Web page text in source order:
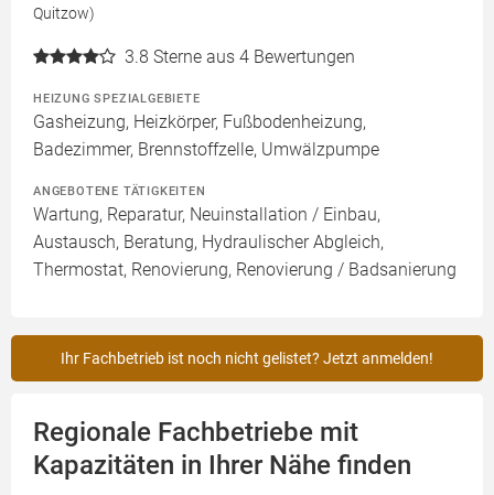
Quitzow)
3.8 Sterne aus 4 Bewertungen
HEIZUNG SPEZIALGEBIETE
Gasheizung, Heizkörper, Fußbodenheizung,
Badezimmer, Brennstoffzelle, Umwälzpumpe
ANGEBOTENE TÄTIGKEITEN
Wartung, Reparatur, Neuinstallation / Einbau,
Austausch, Beratung, Hydraulischer Abgleich,
Thermostat, Renovierung, Renovierung / Badsanierung
Ihr Fachbetrieb ist noch nicht gelistet? Jetzt anmelden!
Regionale Fachbetriebe mit
Kapazitäten in Ihrer Nähe finden